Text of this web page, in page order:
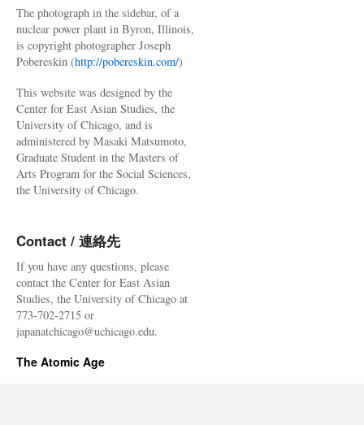
The photograph in the sidebar, of a
nuclear power plant in Byron, Illinois,
is copyright photographer Joseph
Pobereskin (http://pobereskin.com/)
This website was designed by the
Center for East Asian Studies, the
University of Chicago, and is
administered by Masaki Matsumoto,
Graduate Student in the Masters of
Arts Program for the Social Sciences,
the University of Chicago.
Contact / 連絡先
If you have any questions, please
contact the Center for East Asian
Studies, the University of Chicago at
773-702-2715 or
japanatchicago@uchicago.edu.
The Atomic Age